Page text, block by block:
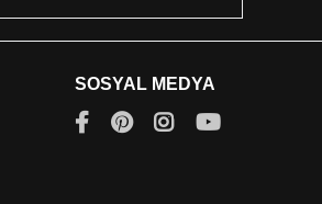
SOSYAL MEDYA